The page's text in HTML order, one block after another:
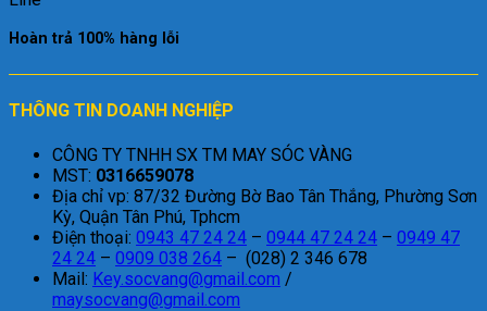
Hoàn trả 100% hàng lỗi
THÔNG TIN DOANH NGHIỆP
CÔNG TY TNHH SX TM MAY SÓC VÀNG
MST: 0316659078
Địa chỉ vp: 87/32 Đường Bờ Bao Tân Thắng, Phường Sơn
Kỳ, Quận Tân Phú, Tphcm
Điện thoại: 0943 47 24 24 – 0944 47 24 24 – 0949 47
24 24 – 0909 038 264 – (028) 2 346 678
Mail: Key.socvang@gmail.com /
maysocvang@gmail.com